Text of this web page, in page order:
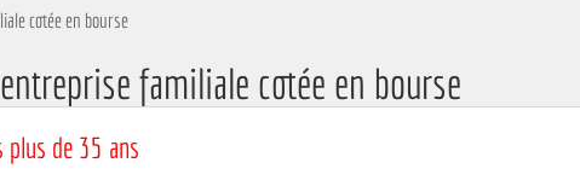
cotée en bourse
familiale cotée en bourse
de 35 ans